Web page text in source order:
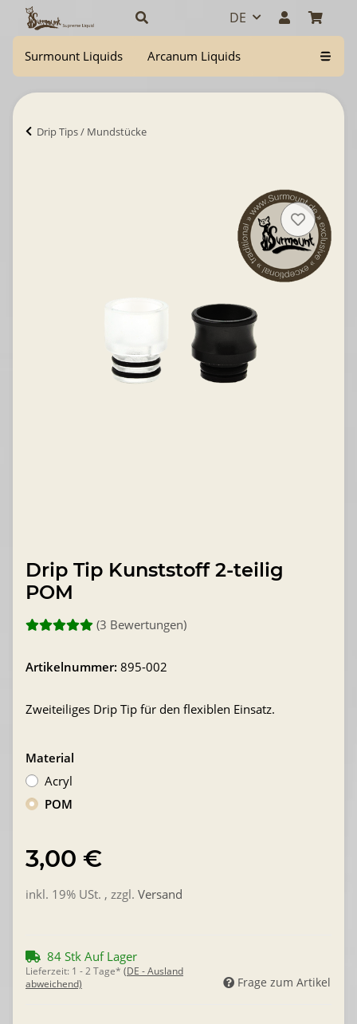
DE
Surmount Liquids Arcanum Liquids
Drip Tips / Mundstücke
Drip Tip Kunststoff 2-teilig
POM
(3 Bewertungen)
Artikelnummer: 895-002
Zweiteiliges Drip Tip für den flexiblen Einsatz.
Material
Acryl
POM
3,00 €
inkl. 19% USt. , zzgl. Versand
84 Stk Auf Lager
Lieferzeit: 1 - 2 Tage* (DE - Ausland
abweichend)
Frage zum Artikel